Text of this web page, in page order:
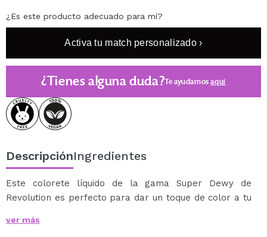
¿Es este producto adecuado para mí?
Activa tu match personalizado ›
¿Tienes alguna duda?Te ayudamosaquí
DescripciónIngredientes
Este colorete líquido de la gama Super Dewy de
Revolution es perfecto para dar un toque de color a tu
Su fórmula líquida es ultra pigmentada, fácil de aplicar
ver más